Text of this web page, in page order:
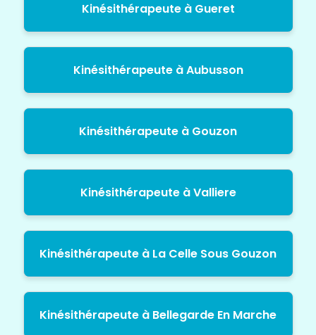
Kinésithérapeute à Gueret
Kinésithérapeute à Aubusson
Kinésithérapeute à Gouzon
Kinésithérapeute à Valliere
Kinésithérapeute à La Celle Sous Gouzon
Kinésithérapeute à Bellegarde En Marche